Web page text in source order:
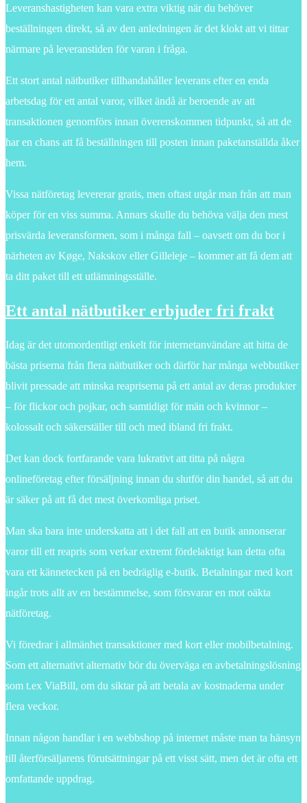
Leveranshastigheten kan vara extra viktig när du behöver
beställningen direkt, så av den anledningen är det klokt att vi tittar
närmare på leveranstiden för varan i fråga.
Ett stort antal nätbutiker tillhandahåller leverans efter en enda
arbetsdag för ett antal varor, vilket ändå är beroende av att
transaktionen genomförs innan överenskommen tidpunkt, så att de
har en chans att få beställningen till posten innan paketanställda åker
hem.
Vissa nätföretag levererar gratis, men oftast utgår man från att man
köper för en viss summa. Annars skulle du behöva välja den mest
prisvärda leveransformen, som i många fall – oavsett om du bor i
närheten av Køge, Nakskov eller Gilleleje – kommer att få dem att
ta ditt paket till ett utlämningsställe.
Ett antal nätbutiker erbjuder fri frakt
Idag är det utomordentligt enkelt för internetanvändare att hitta de
bästa priserna från flera nätbutiker och därför har många webbutiker
blivit pressade att minska reapriserna på ett antal av deras produkter
– för flickor och pojkar, och samtidigt för män och kvinnor –
kolossalt och säkerställer till och med ibland fri frakt.
Det kan dock fortfarande vara lukrativt att titta på några
onlineföretag efter försäljning innan du slutför din handel, så att du
är säker på att få det mest överkomliga priset.
Man ska bara inte underskatta att i det fall att en butik annonserar
varor till ett reapris som verkar extremt fördelaktigt kan detta ofta
vara ett kännetecken på en bedräglig e-butik. Betalningar med kort
ingår trots allt av en bestämmelse, som försvarar en mot oäkta
nätföretag.
Vi föredrar i allmänhet transaktioner med kort eller mobilbetalning.
Som ett alternativt alternativ bör du överväga en avbetalningslösning
som t.ex ViaBill, om du siktar på att betala av kostnaderna under
flera veckor.
Innan någon handlar i en webbshop på internet måste man ta hänsyn
till återförsäljarens förutsättningar på ett visst sätt, men det är ofta ett
omfattande uppdrag.